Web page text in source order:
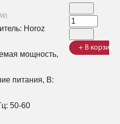
)
Horoz
мощность,
питания, В:
50-60